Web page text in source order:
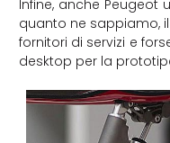
Infine, anche Peugeot
quanto ne sappiamo,
fornitori di servizi e
desktop per la